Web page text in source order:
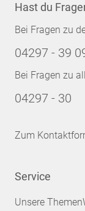
Hast du
Bei Fragen zu
04297 - 39
Bei Fragen zu
04297 - 30
Zum
Service
Unsere